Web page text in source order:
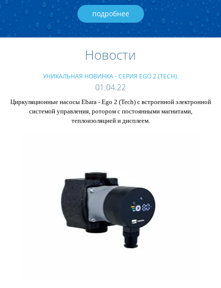
подробнее
Новости
УНИКАЛЬНАЯ НОВИНКА - СЕРИЯ EGO 2 (TECH).
01.04.22
Циркуляционные насосы Ebara - Ego 2 (Tech) с встроенной электронной
системой управления, ротором с постоянными магнитами,
теплоизоляцией и дисплеем.